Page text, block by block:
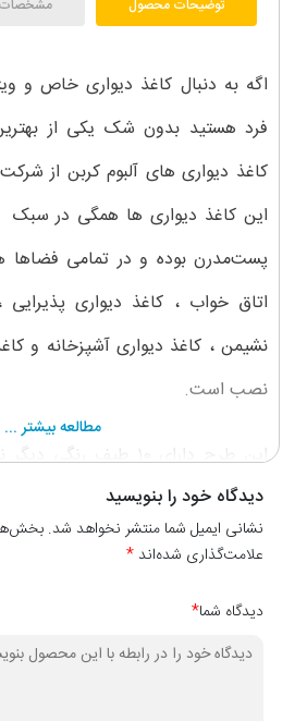
توضیحات محصول مشخصات
اگه به دنبال کاغذ دیواری خاص و
فرد هستید بدون شک یکی از
کاغذ دیواری های آلبوم کربن از
این کاغذ دیواری ها همگی در سبک
پست‌مدرن بوده و در تمامی فضاها
اتاق خواب ، کاغذ دیواری پذیرایی
نشیمن ، کاغذ دیواری آشپزخانه و
نصب است.
این طرح دارای ۱0 طیف
دیواری
کدهای۱۰۱۱۰ ،10111 ۱۰۱۱۲، ، ۱۰۱۱۴،
مطالعه بیشتر ...
دیدگاه خود را بنویسید
نشانی ایمیل شما منتشر نخواهد شد.
علامت‌گذاری شده‌اند*
دیدگاه شما*